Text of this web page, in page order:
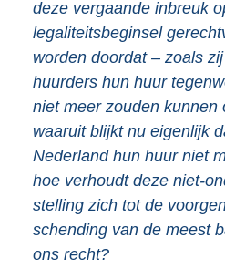
deze vergaande inbreuk
legaliteitsbeginsel
worden doordat – zoals
huurders hun huur
niet meer zouden kunnen
waaruit blijkt nu eigenlijk
Nederland hun huur niet
hoe verhoudt deze niet-
stelling zich tot de
schending van de meest
ons recht?